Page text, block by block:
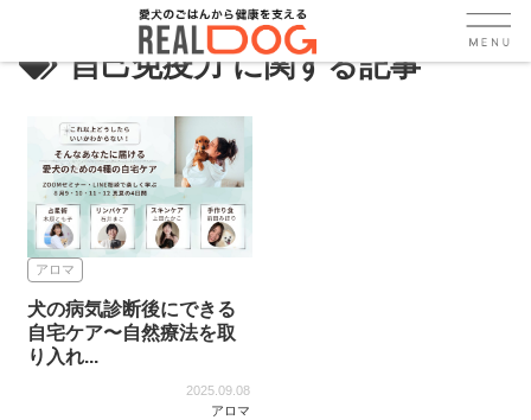
自己免疫力
アロマ
犬の病気診断後にできる
自宅ケア〜自然療法を取
り入れ...
2025.09.08
アロマ